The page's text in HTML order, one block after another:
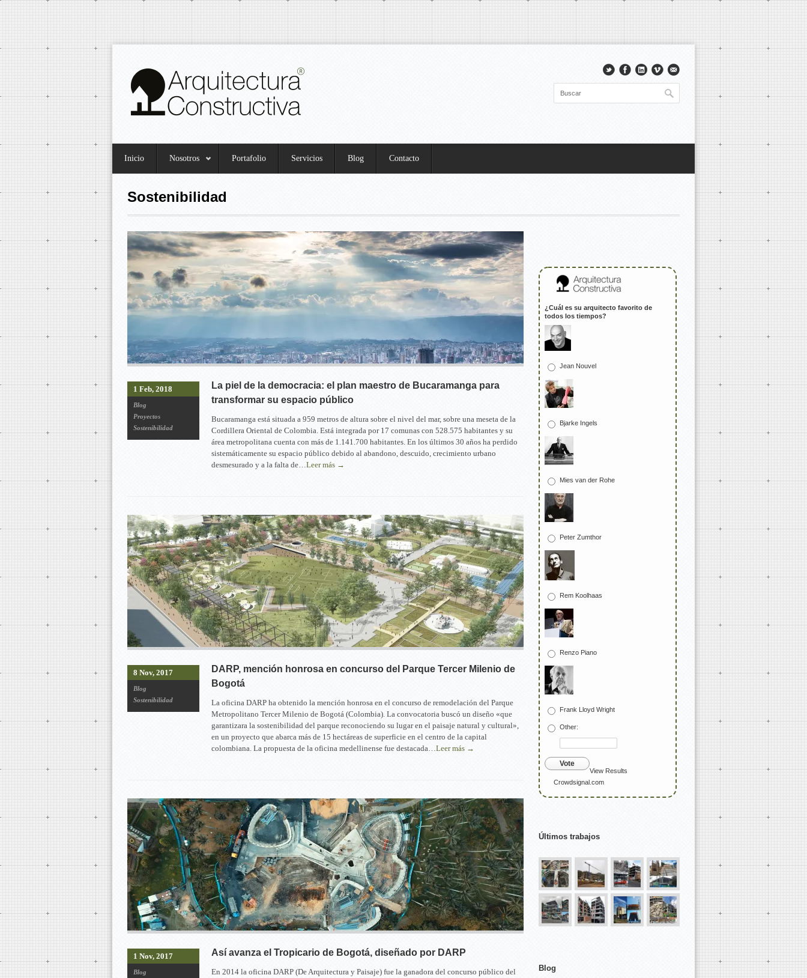
Inicio Nosotros Portafolio Servicios Blog Contacto
Sostenibilidad
La piel de la democracia: el plan maestro de Bucaramanga para
transformar su espacio público
Bucaramanga está situada a 959 metros de altura sobre el nivel del mar, sobre una meseta de la
Cordillera Oriental de Colombia. Está integrada por 17 comunas con 528.575 habitantes y su
área metropolitana cuenta con más de 1.141.700 habitantes. En los últimos 30 años ha perdido
sistemáticamente su espacio público debido al abandono, descuido, crecimiento urbano
desmesurado y a la falta de…Leer más →
1 Feb, 2018
Blog
Proyectos
Sostenibilidad
DARP, mención honrosa en concurso del Parque Tercer Milenio de
Bogotá
La oficina DARP ha obtenido la mención honrosa en el concurso de remodelación del Parque
Metropolitano Tercer Milenio de Bogotá (Colombia). La convocatoria buscó un diseño «que
garantizara la sostenibilidad del parque reconociendo su lugar en el paisaje natural y cultural»,
en un proyecto que abarca más de 15 hectáreas de superficie en el centro de la capital
colombiana. La propuesta de la oficina medellinense fue destacada…Leer más →
8 Nov, 2017
Blog
Sostenibilidad
Así avanza el Tropicario de Bogotá, diseñado por DARP
En 2014 la oficina DARP (De Arquitectura y Paisaje) fue la ganadora del concurso público del
1 Nov, 2017
Blog
¿Cuál es su arquitecto favorito de
todos los tiempos?
Jean Nouvel
Bjarke Ingels
Mies van der Rohe
Peter Zumthor
Rem Koolhaas
Renzo Piano
Frank Lloyd Wright
Other:
Vote
View Results
Crowdsignal.com
Últimos trabajos
Blog